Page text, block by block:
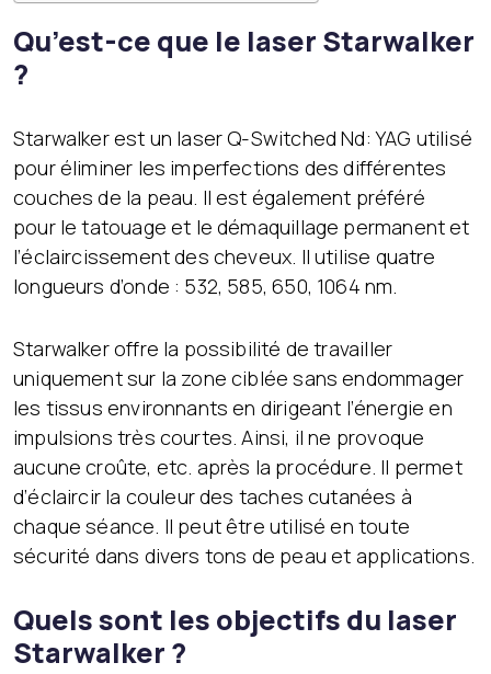
Qu’est-ce que le laser Starwalker
?
Starwalker est un laser Q-Switched Nd: YAG utilisé
pour éliminer les imperfections des différentes
couches de la peau. Il est également préféré
pour le tatouage et le démaquillage permanent et
l’éclaircissement des cheveux. Il utilise quatre
longueurs d’onde : 532, 585, 650, 1064 nm.
Starwalker offre la possibilité de travailler
uniquement sur la zone ciblée sans endommager
les tissus environnants en dirigeant l’énergie en
impulsions très courtes. Ainsi, il ne provoque
aucune croûte, etc. après la procédure. Il permet
d’éclaircir la couleur des taches cutanées à
chaque séance. Il peut être utilisé en toute
sécurité dans divers tons de peau et applications.
Quels sont les objectifs du laser
Starwalker ?